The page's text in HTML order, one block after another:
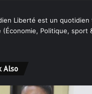
Liberté est un
(Économie, Politique,
Also